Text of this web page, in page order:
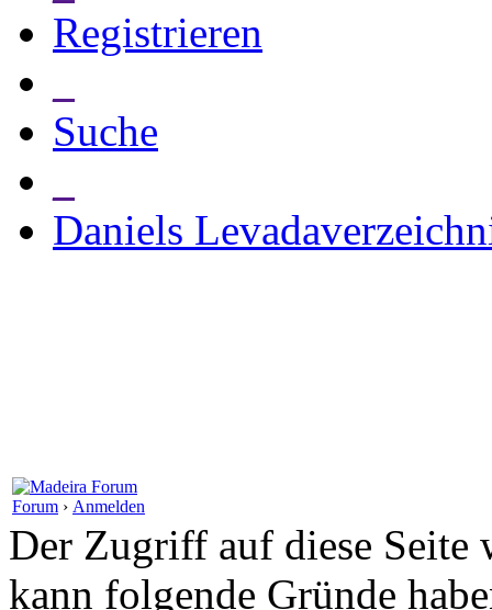
Registrieren
Suche
Daniels
Forum › Anmelden
Der Zugriff auf diese Seite
kann folgende Gründe